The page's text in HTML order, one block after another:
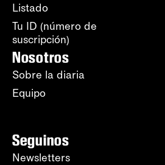
Listado
Tu ID (número de
suscripción)
Nosotros
Sobre la diaria
Equipo
Seguinos
Newsletters